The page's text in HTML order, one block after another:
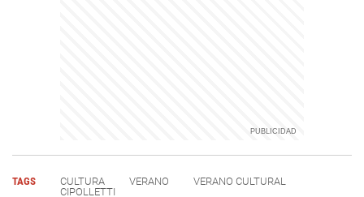
TAGS CULTURA VERANO
VERANO CULTURAL
CIPOLLETTI